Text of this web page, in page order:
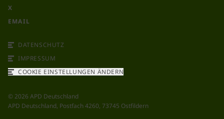
X
EMAIL
DATENSCHUTZ
IMPRESSUM
COOKIE EINSTELLUNGEN ÄNDERN
©2026 APD Deutschland
APD Deutschland, Postfach 4260, 73745 Ostfildern